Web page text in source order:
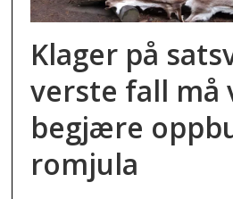
Klager på
verste fall må
begjære
romjula